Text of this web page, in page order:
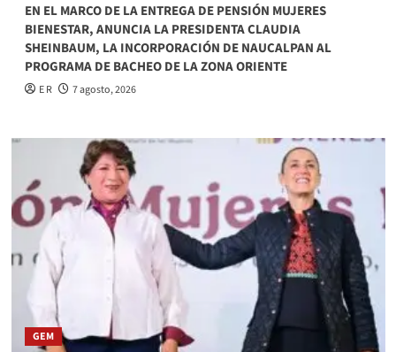
EN EL MARCO DE LA ENTREGA DE PENSIÓN MUJERES
BIENESTAR, ANUNCIA LA PRESIDENTA CLAUDIA
SHEINBAUM, LA INCORPORACIÓN DE NAUCALPAN AL
PROGRAMA DE BACHEO DE LA ZONA ORIENTE
E R 7 agosto, 2026
GEM